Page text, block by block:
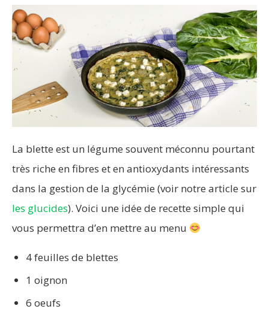
La blette est un légume souvent méconnu pourtant
très riche en fibres et en antioxydants intéressants
dans la gestion de la glycémie (voir notre article sur
les glucides). Voici une idée de recette simple qui
vous permettra d’en mettre au menu
4 feuilles de blettes
1 oignon
6 oeufs